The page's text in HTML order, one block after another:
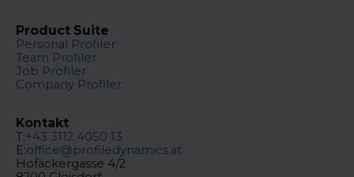
Product Suite
Personal Profiler
Team Profiler
Job Profiler
Company Profiler
Kontakt
T:+43 3112 4050 13
E:office@profiledynamics.at
Hofäckergasse 4/2